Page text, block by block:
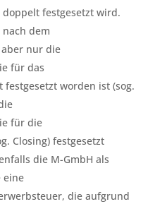
festgesetzt wird.
dem
aber nur die
für das
worden ist (sog.
für die
Closing) festgesetzt
die M-GmbH als
eine
die aufgrund